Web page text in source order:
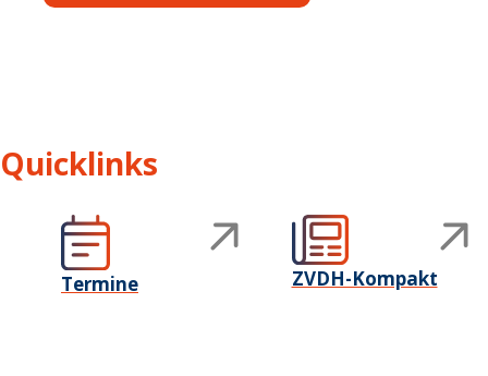
Quicklinks
Termine ZVDH-Kompakt